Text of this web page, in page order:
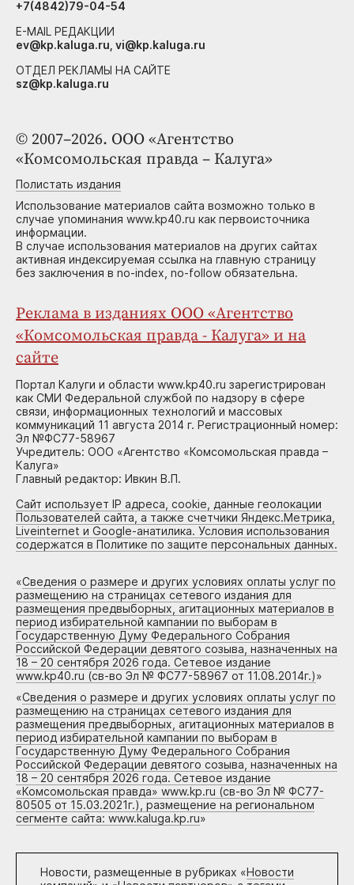
© 2007–2026. ООО «Агентство
«Комсомольская правда – Калуга»
Полистать издания
Использование материалов сайта возможно только в
случае упоминания www.kp40.ru как первоисточника
информации.
В случае использования материалов на других сайтах
активная индексируемая ссылка на главную страницу
без заключения в no-index, no-follow обязательна.
Реклама в изданиях ООО «Агентство
«Комсомольская правда - Калуга» и на
сайте
Портал Калуги и области www.kp40.ru зарегистрирован
как СМИ Федеральной службой по надзору в сфере
связи, информационных технологий и массовых
коммуникаций 11 августа 2014 г. Регистрационный номер:
Эл №ФС77-58967
Учредитель: ООО «Агентство «Комсомольская правда –
Калуга»
Главный редактор: Ивкин В.П.
Сайт использует IP адреса, cookie, данные геолокации
Пользователей сайта, а также счетчики Яндекс.Метрика,
Liveinternet и Google-анатилика. Условия использования
содержатся в Политике по защите персональных данных.
«Сведения о размере и других условиях оплаты услуг по
размещению на страницах сетевого издания для
размещения предвыборных, агитационных материалов в
период избирательной кампании по выборам в
Государственную Думу Федерального Собрания
Российской Федерации девятого созыва, назначенных на
18 – 20 сентября 2026 года. Сетевое издание
www.kp40.ru (св-во Эл № ФС77-58967 от 11.08.2014г.)»
«Сведения о размере и других условиях оплаты услуг по
размещению на страницах сетевого издания для
размещения предвыборных, агитационных материалов в
период избирательной кампании по выборам в
Государственную Думу Федерального Собрания
Российской Федерации девятого созыва, назначенных на
18 – 20 сентября 2026 года. Сетевое издание
«Комсомольская правда» www.kp.ru (св-во Эл № ФС77-
80505 от 15.03.2021г.), размещение на региональном
сегменте сайта: www.kaluga.kp.ru»
Новости, размещенные в рубриках «Новости
+7(4842)79-04-54
E-MAIL РЕДАКЦИИ
ev@kp.kaluga.ru, vi@kp.kaluga.ru
ОТДЕЛ РЕКЛАМЫ НА САЙТЕ
sz@kp.kaluga.ru